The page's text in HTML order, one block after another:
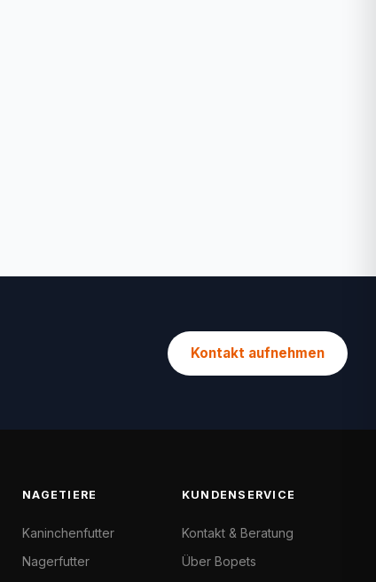
Kontakt aufnehmen
NAGETIERE
Kaninchenfutter
Nagerfutter
KUNDENSERVICE
Kontakt & Beratung
Über Bopets